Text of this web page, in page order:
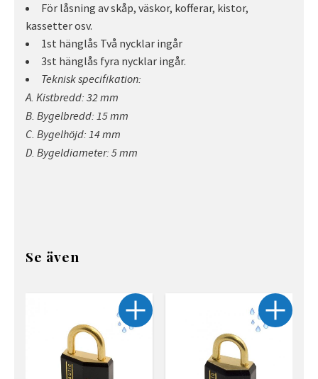
För låsning av skåp, väskor, kofferar, kistor,
kassetter osv.
1st hänglås Två nycklar ingår
3st hänglås fyra nycklar ingår.
Teknisk specifikation:
A. Kistbredd: 32 mm
B. Bygelbredd: 15 mm
C. Bygelhöjd: 14 mm
D. Bygeldiameter: 5 mm
Se även